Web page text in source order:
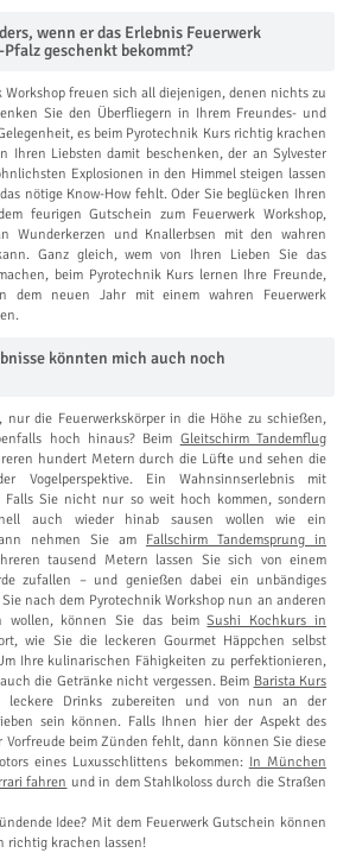
wenn er das Erlebnis Feuerwerk
geschenkt bekommt?
Workshop freuen sich all diejenigen, denen nichts zu
Sie den Überfliegern in Ihrem Freundes- und
es beim Pyrotechnik Kurs richtig krachen
Ihren Liebsten damit beschenken, der an Sylvester
Explosionen in den Himmel steigen lassen
nötige Know-How fehlt. Oder Sie beglücken Ihren
feurigen Gutschein zum Feuerwerk Workshop,
Wunderkerzen und Knallerbsen mit den wahren
Ganz gleich, wem von Ihren Lieben Sie das
beim Pyrotechnik Kurs lernen Ihre Freunde,
dem neuen Jahr mit einem wahren Feuerwerk
könnten mich auch noch
die Feuerwerkskörper in die Höhe zu schießen,
hoch hinaus? Beim Gleitschirm Tandemflug
hundert Metern durch die Lüfte und sehen die
Vogelperspektive. Ein Wahnsinnserlebnis mit
Falls Sie nicht nur so weit hoch kommen, sondern
auch wieder hinab sausen wollen wie ein
nehmen Sie am Fallschirm Tandemsprung in
tausend Metern lassen Sie sich von einem
zufallen – und genießen dabei ein unbändiges
nach dem Pyrotechnik Workshop nun an anderen
wollen, können Sie das beimSushi Kochkurs in
wie Sie die leckeren Gourmet Häppchen selbst
Ihre kulinarischen Fähigkeiten zu perfektionieren,
die Getränke nicht vergessen. Beim Barista Kurs
leckere Drinks zubereiten und von nun an der
sein können. Falls Ihnen hier der Aspekt des
Vorfreude beim Zünden fehlt, dann können Sie diese
eines Luxusschlittens bekommen: In München
fahren und in dem Stahlkoloss durch die Straßen
Idee? Mit dem Feuerwerk Gutschein können
richtig krachen lassen!